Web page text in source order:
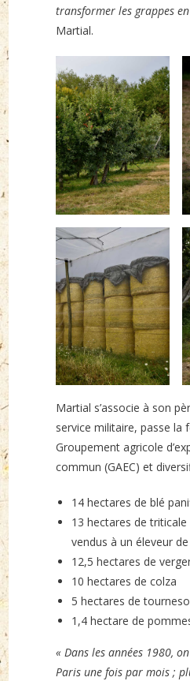
transformer les grappes
Martial.
Martial s’associe à son
service militaire, passe la
Groupement agricole
commun (GAEC) et
14 hectares de blé
13 hectares de
vendus à un éleveur
12,5 hectares de
10 hectares de colza
5 hectares de
1,4 hectare de
« Dans les années 1980,
Paris une fois par mois ;